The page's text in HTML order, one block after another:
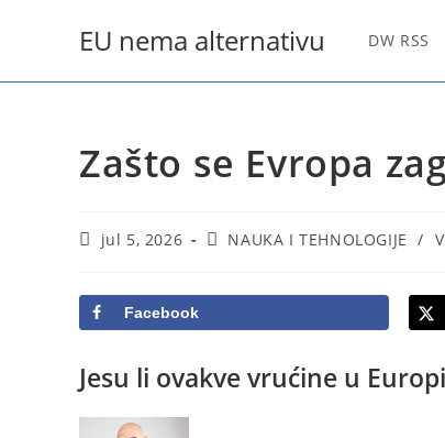
EU nema alternativu DW RSS
Zašto se Evropa
Postjul 5, 2026
PostNAUKA I TEHNOLOGIJE /
Facebook
Jesu li ovakve vrućine u